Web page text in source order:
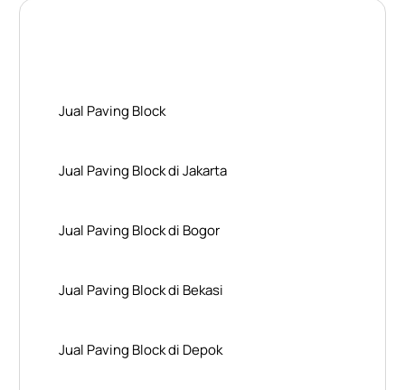
Jual Paving Block
Jual Paving Block di Jakarta
Jual Paving Block di Bogor
Jual Paving Block di Bekasi
Jual Paving Block di Depok